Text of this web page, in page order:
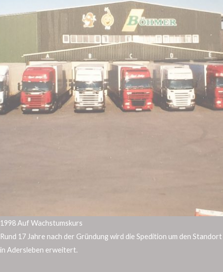
1998 Auf Wachstumskurs
Rund 17 Jahre nach der Gründung wird die Spedition um den Standort
in Adersleben erweitert.